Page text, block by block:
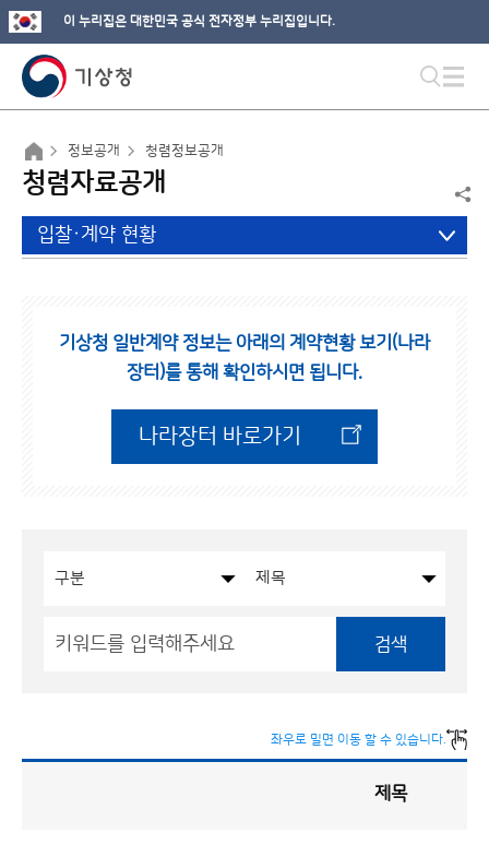
이 누리집은 대한민국 공식 전자정부 누리집입니다.
정보공개 청렴정보공개
청렴자료공개
입찰·계약 현황
기상청 일반계약 정보는 아래의 계약현황 보기(나라
장터)를 통해 확인하시면 됩니다.
나라장터 바로가기
검색
좌우로 밀면 이동 할 수 있습니다.
제목